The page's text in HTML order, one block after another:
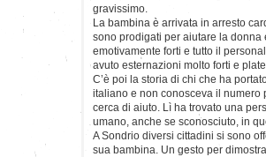
gravissimo.
La bambina è arrivata in arresto
sono prodigati per aiutare la
emotivamente forti e tutto il
avuto esternazioni molto forti e
C’è poi la storia di chi che ha
italiano e non conosceva il numero
cerca di aiuto. Lì ha trovato una
umano, anche se sconosciuto, in
A Sondrio diversi cittadini si sono
sua bambina. Un gesto per